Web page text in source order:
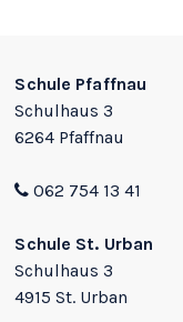
Schule Pfaffnau
Schulhaus 3
6264 Pfaffnau
062 754 13 41
Schule St. Urban
Schulhaus 3
4915 St. Urban